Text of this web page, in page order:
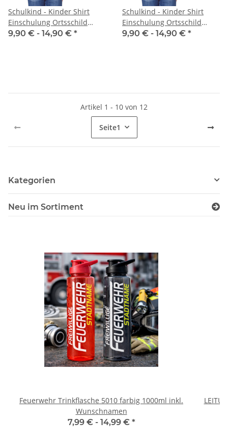
Schulkind - Kinder Shirt
Einschulung Ortsschild
Kindergarten / Schule
9,90 € - 14,90 € *
Schulkind - Kinder Shirt
Einschulung Ortsschild
Kindergarten / Schule
9,90 € - 14,90 € *
Artikel 1 - 10 von 12
Seite1
Kategorien
Neu im Sortiment
Feuerwehr Trinkflasche 5010 farbig 1000ml inkl.
Wunschnamen
7,99 € - 14,99 € *